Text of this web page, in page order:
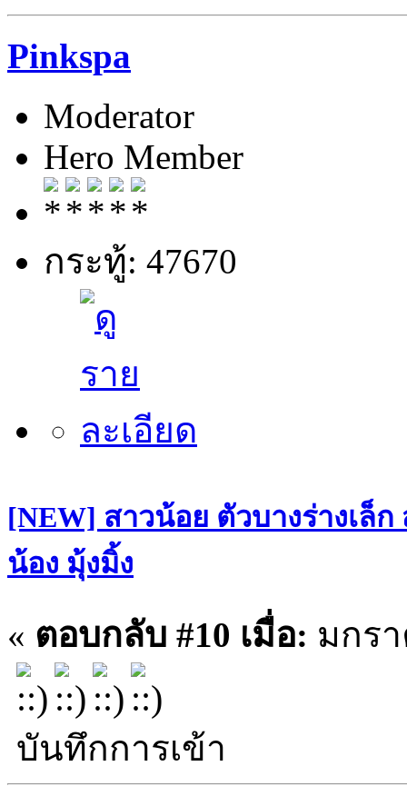
Pinkspa
Moderator
Hero Member
กระทู้: 47670
[NEW] สาวน้อย ตัวบางร่างเล็
น้อง มุ้งมิ้ง
« ตอบกลับ #10 เมื่อ: มกรา
บันทึกการเข้า